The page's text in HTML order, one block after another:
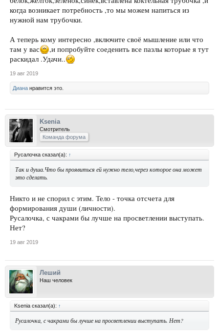
когда возникает потребность ,то мы можем напиться из
нужной нам трубочки.
А теперь кому интересно ,включите своё мышление или что
там у вас
,и попробуйте соеденить все пазлы которые я тут
раскидал .Удачи..
19 авг 2019
Диана нравится это.
Ksenia
Смотритель
Команда форума
Русалочка сказал(а): ↑
Так и душа.Что бы проявиться ей нужно тело,через которое она может
это сделать.
Никто и не спорил с этим. Тело - точка отсчета для
формирования души (личности).
Русалочка, с чакрами бы лучше на просветлении выступать.
Нет?
19 авг 2019
Леший
Наш человек
Ksenia сказал(а): ↑
Русалочка, с чакрами бы лучше на просветлении выступать. Нет?